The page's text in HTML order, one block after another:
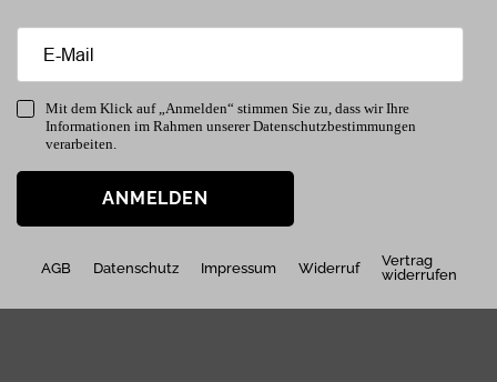
Mit dem Klick auf „Anmelden“ stimmen Sie zu, dass wir Ihre
Informationen im Rahmen unserer Datenschutzbestimmungen
verarbeiten.
ANMELDEN
AGB Datenschutz Impressum Widerruf
Vertrag
widerrufen